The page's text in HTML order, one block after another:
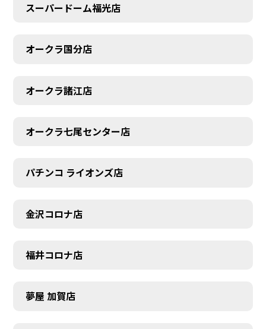
スーパードーム福光店
オークラ国分店
オークラ諸江店
オークラ七尾センター店
パチンコ ライオンズ店
金沢コロナ店
福井コロナ店
夢屋 加賀店